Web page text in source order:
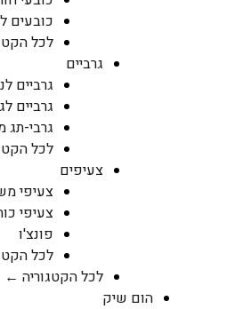
כובעים
לכל
גרביים
גרביים
גרביים
גרבי-תג
לכל
צעיפים
צעיפי
צעיפי
פונצ'ו
לכל
לכל הקטגוריה ←
הום שיק